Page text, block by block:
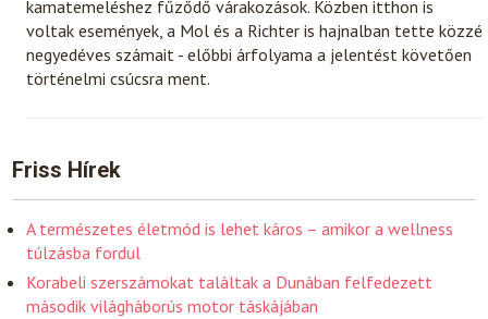
kamatemeléshez fűződő várakozások. Közben itthon is
voltak események, a Mol és a Richter is hajnalban tette közzé
negyedéves számait - előbbi árfolyama a jelentést követően
történelmi csúcsra ment.
Friss Hírek
A természetes életmód is lehet káros – amikor a wellness
túlzásba fordul
Korabeli szerszámokat találtak a Dunában felfedezett
második világháborús motor táskájában